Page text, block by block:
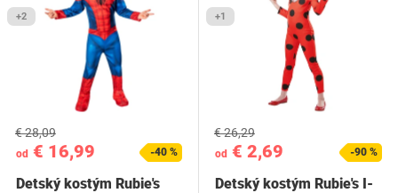
+2
od € 16,99
€ 28,09
-40 %
Detský kostým Rubie's
+1
od € 2,69
€ 26,29
-90 %
Detský kostým Rubie's I-